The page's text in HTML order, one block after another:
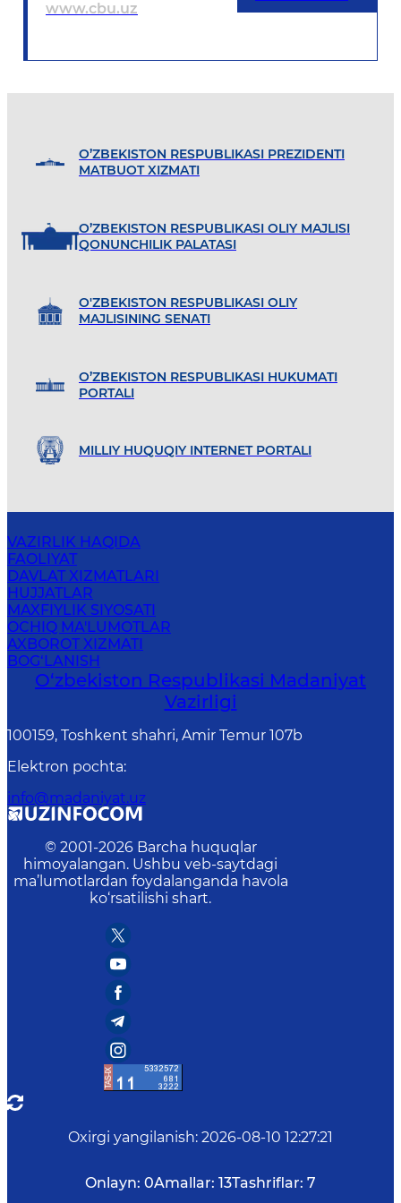
www.cbu.uz
O’ZBEKISTON RESPUBLIKASI PREZIDENTI
MATBUOT XIZMATI
O’ZBEKISTON RESPUBLIKASI OLIY MAJLISI
QONUNCHILIK PALATASI
O'ZBEKISTON RESPUBLIKASI OLIY
MAJLISINING SENATI
O’ZBEKISTON RESPUBLIKASI HUKUMATI
PORTALI
MILLIY HUQUQIY INTERNET PORTALI
VAZIRLIK HAQIDA
FAOLIYAT
DAVLAT XIZMATLARI
HUJJATLAR
MAXFIYLIK SIYOSATI
OCHIQ MA'LUMOTLAR
AXBOROT XIZMATI
BOG‘LANISH
O‘zbekiston Respublikasi Madaniyat
Vazirligi
100159, Toshkent shahri, Amir Temur 107b
Elektron pochta:
info@madaniyat.uz
© 2001-2026 Barcha huquqlar
himoyalangan. Ushbu veb-saytdagi
ma’lumotlardan foydalanganda havola
ko‘rsatilishi shart.
Oxirgi yangilanish: 2026-08-10 12:27:21
Onlayn: 0Amallar: 13Tashriflar: 7